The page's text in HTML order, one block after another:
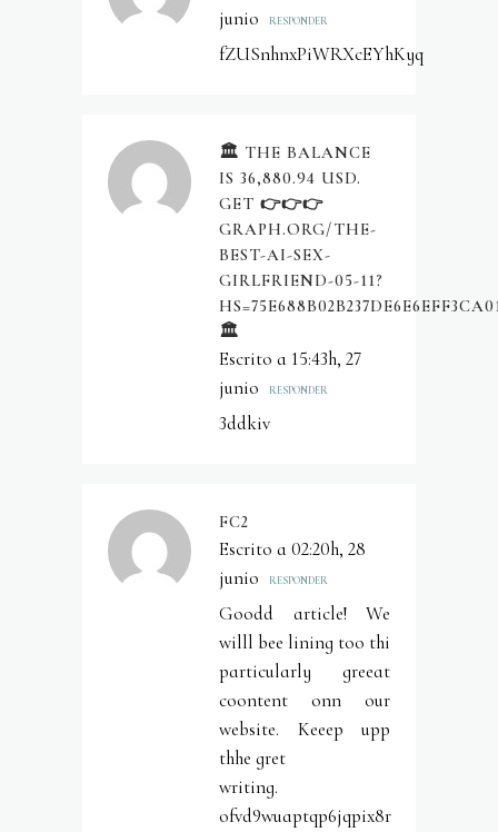
junio
RESPONDER
fZUSnhnxPiWRXcEYhKyq
🏛️ THE BALANCE
IS 36,880.94 USD.
GET 👉👉👉
GRAPH.ORG/THE-
BEST-AI-SEX-
GIRLFRIEND-05-11?
🏛️
Escrito a 15:43h, 27
junio
RESPONDER
3ddkiv
FC2
Escrito a 02:20h, 28
junio
RESPONDER
Goodd article! We
willl bee lining too thi
particularly greeat
coontent onn our
website. Keeep upp
thhe gret
writing.
ofvd9wuaptqp6jqpix8r